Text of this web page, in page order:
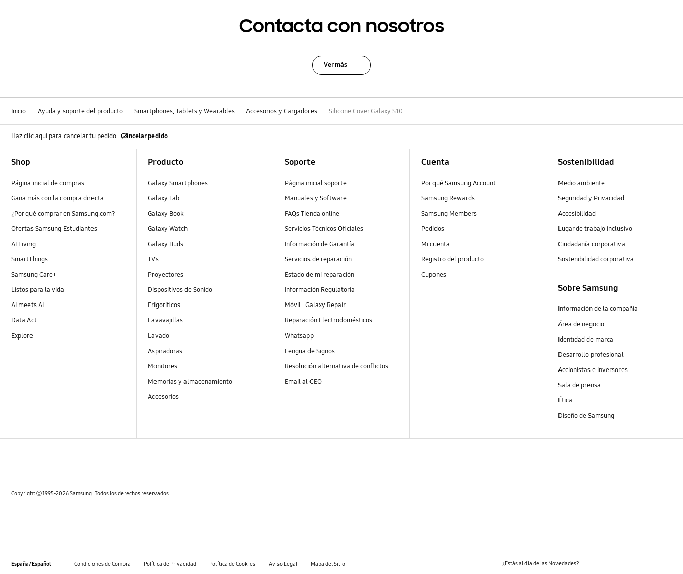
Contacta con nosotros
Ver más
Inicio Ayuda y soporte del producto Smartphones, Tablets y Wearables Accesorios y Cargadores Silicone Cover Galaxy S10
Haz clic aquí para cancelar tu pedido Cancelar pedido
Shop
Página inicial de compras
Gana más con la compra directa
¿Por qué comprar en Samsung.com?
Ofertas Samsung Estudiantes
AI Living
SmartThings
Samsung Care+
Listos para la vida
AI meets AI
Data Act
Explore
Producto
Galaxy Smartphones
Galaxy Tab
Galaxy Book
Galaxy Watch
Galaxy Buds
TVs
Proyectores
Dispositivos de Sonido
Frigoríficos
Lavavajillas
Lavado
Aspiradoras
Monitores
Memorias y almacenamiento
Accesorios
Soporte
Página inicial soporte
Manuales y Software
FAQs Tienda online
Servicios Técnicos Oficiales
Información de Garantía
Servicios de reparación
Estado de mi reparación
Información Regulatoria
Móvil | Galaxy Repair
Reparación Electrodomésticos
Whatsapp
Lengua de Signos
Resolución alternativa de conflictos
Email al CEO
Cuenta
Por qué Samsung Account
Samsung Rewards
Samsung Members
Pedidos
Mi cuenta
Registro del producto
Cupones
Sostenibilidad
Medio ambiente
Seguridad y Privacidad
Accesibilidad
Lugar de trabajo inclusivo
Ciudadanía corporativa
Sostenibilidad corporativa
Sobre Samsung
Información de la compañía
Área de negocio
Identidad de marca
Desarrollo profesional
Accionistas e inversores
Sala de prensa
Ética
Diseño de Samsung
Copyright ⓒ 1995-2026 Samsung. Todos los derechos reservados.
España/Español Condiciones de Compra Política de Privacidad Política de Cookies Aviso Legal Mapa del Sitio ¿Estás al día de las Novedades?